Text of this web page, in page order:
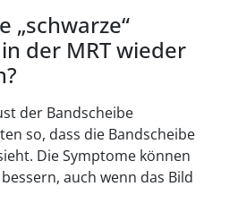
„schwarze“
der MRT wieder
der Bandscheibe
so, dass die Bandscheibe
Die Symptome können
auch wenn das Bild